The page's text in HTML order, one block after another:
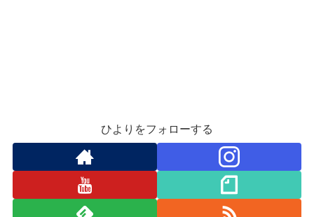
ひよりをフォローする